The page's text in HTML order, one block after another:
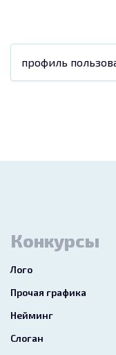
профиль
Конкурсы
Лого
Прочая графика
Нейминг
Слоган